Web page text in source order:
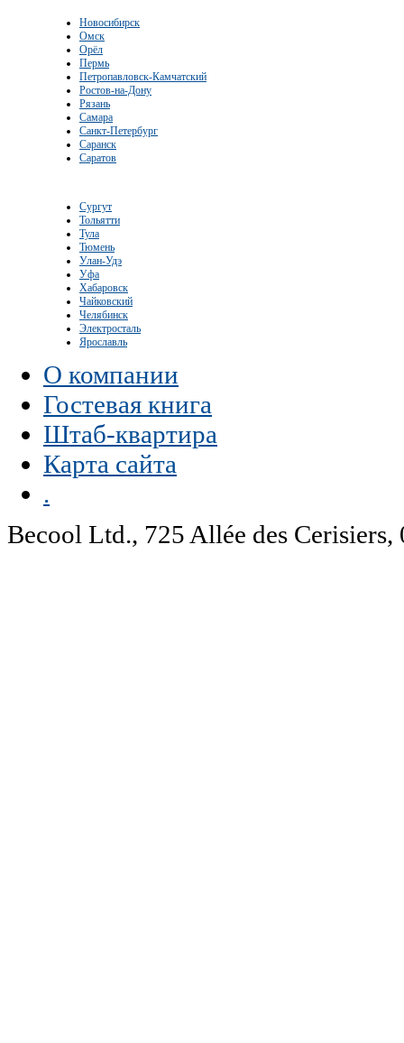
Новосибирск
Омск
Орёл
Пермь
Петропавловск-Камчатский
Ростов-на-Дону
Рязань
Самара
Санкт-Петербург
Саранск
Саратов
Сургут
Тольятти
Тула
Тюмень
Улан-Удэ
Уфа
Хабаровск
Чайковский
Челябинск
Электросталь
Ярославль
О компании
Гостевая книга
Штаб-квартира
Карта сайта
.
Becool Ltd., 725 Allée des